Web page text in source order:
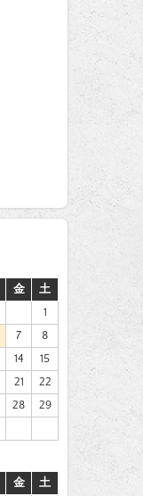
金
土
1
7
8
14
15
21
22
28
29
金
土